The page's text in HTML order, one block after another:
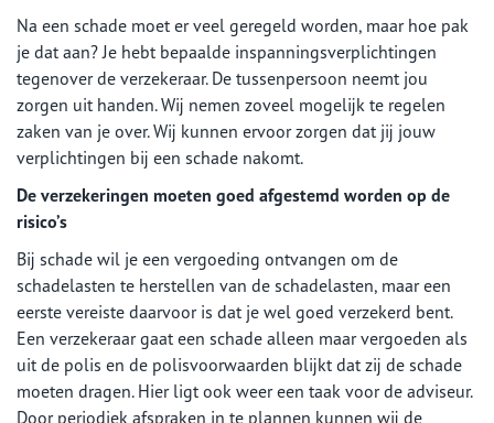
Na een schade moet er veel geregeld worden, maar hoe pak
je dat aan? Je hebt bepaalde inspanningsverplichtingen
tegenover de verzekeraar. De tussenpersoon neemt jou
zorgen uit handen. Wij nemen zoveel mogelijk te regelen
zaken van je over. Wij kunnen ervoor zorgen dat jij jouw
verplichtingen bij een schade nakomt.
De verzekeringen moeten goed afgestemd worden op de
risico’s
Bij schade wil je een vergoeding ontvangen om de
schadelasten te herstellen van de schadelasten, maar een
eerste vereiste daarvoor is dat je wel goed verzekerd bent.
Een verzekeraar gaat een schade alleen maar vergoeden als
uit de polis en de polisvoorwaarden blijkt dat zij de schade
moeten dragen. Hier ligt ook weer een taak voor de adviseur.
Door periodiek afspraken in te plannen kunnen wij de